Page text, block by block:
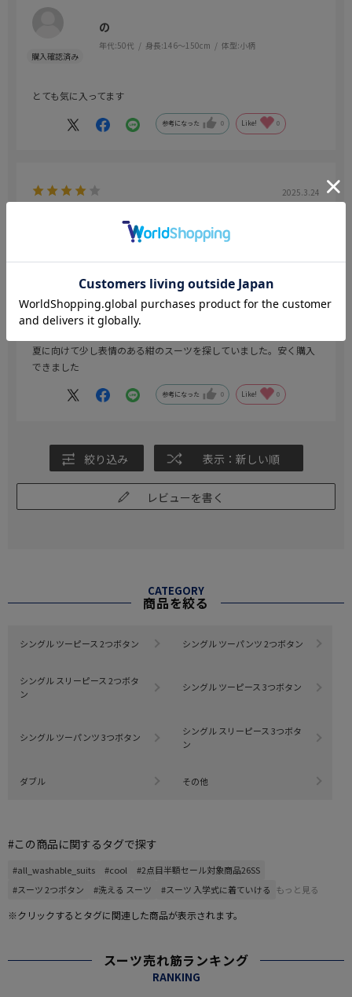
の
年代:50代 身長:146～150cm 体型:小柄
とても気に入ってます
参考になった 0 Like! 0
2025.3.24
／サイズ：AB7(身長175-180、ウエスト90cm)
49才
夏に向けて少し表情のある紺のスーツを探していました。安く購入
できました
参考になった 0 Like! 0
絞り込み 表示：新しい順
レビューを書く
CATEGORY
商品を絞る
シングル ツーピース 2つボタン シングル ツーパンツ 2つボタン
シングル スリーピース 2つボタ
ン
シングル ツーピース 3つボタン
シングル ツーパンツ 3つボタン
シングル スリーピース 3つボタ
ン
ダブル その他
#この商品に関するタグで探す
#all_washable_suits #cool
#2点目半額セール対象商品26SS
#スーツ 2つボタン
#洗える スーツ #スーツ 入学式に着ていける もっと見る
※クリックするとタグに関連した商品が表示されます。
スーツ売れ筋ランキング
RANKING